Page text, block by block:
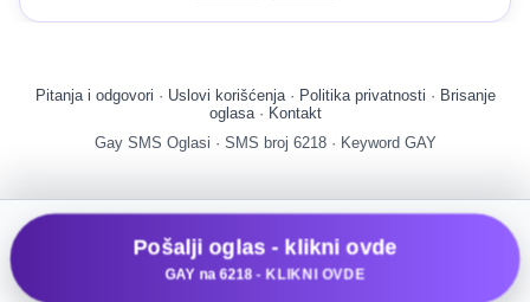
Pitanja i odgovori · Uslovi korišćenja· Politika privatnosti · Brisanje
oglasa· Kontakt
Gay SMS Oglasi · SMS broj 6218 · Keyword GAY
Pošalji oglas - klikni ovde
GAY na 6218- KLIKNI OVDE